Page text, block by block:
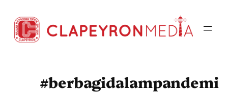
content
#berbagidalampandemi